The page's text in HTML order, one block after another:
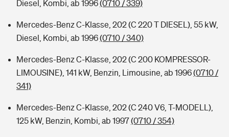
Diesel, Kombi, ab 1996(0710 / 339)
Mercedes-Benz C-Klasse, 202 (C 220 T DIESEL), 55 kW,
Diesel, Kombi, ab 1996(0710 / 340)
Mercedes-Benz C-Klasse, 202 (C 200 KOMPRESSOR-
LIMOUSINE), 141 kW, Benzin, Limousine, ab 1996(0710 /
341)
Mercedes-Benz C-Klasse, 202 (C 240 V6, T-MODELL),
125 kW, Benzin, Kombi, ab 1997(0710 / 354)